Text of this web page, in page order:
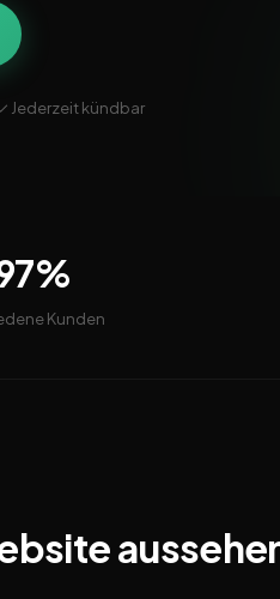
Jederzeit kündbar
Kunden